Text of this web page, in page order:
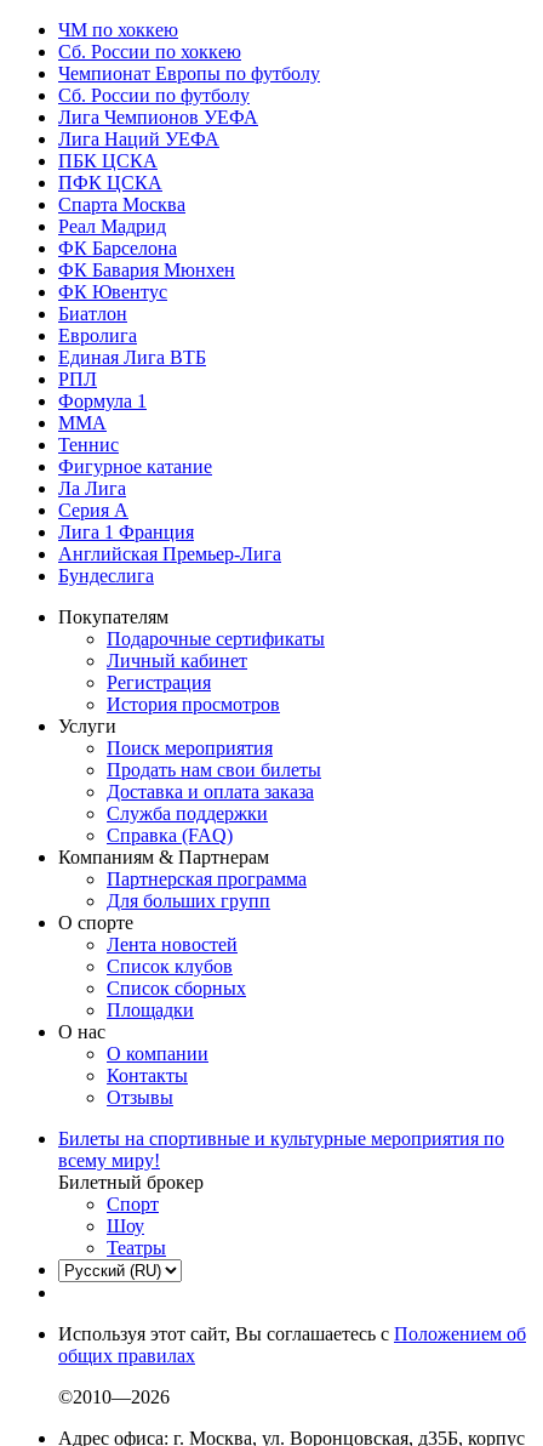
ЧМ по хоккею
Сб. России по хоккею
Чемпионат Европы по футболу
Сб. России по футболу
Лига Чемпионов УЕФА
Лига Наций УЕФА
ПБК ЦСКА
ПФК ЦСКА
Спарта Москва
Реал Мадрид
ФК Барселона
ФК Бавария Мюнхен
ФК Ювентус
Биатлон
Евролига
Единая Лига ВТБ
РПЛ
Формула 1
MMA
Теннис
Фигурное катание
Ла Лига
Серия А
Лига 1 Франция
Английская Премьер-Лига
Бундеслига
Покупателям
Подарочные сертификаты
Личный кабинет
Регистрация
История просмотров
Услуги
Поиск мероприятия
Продать нам свои билеты
Доставка и оплата заказа
Служба поддержки
Справка (FAQ)
Компаниям & Партнерам
Партнерская программа
Для больших групп
О спорте
Лента новостей
Список клубов
Список сборных
Площадки
О нас
О компании
Контакты
Отзывы
Билеты на спортивные и культурные мероприятия по
всему миру!
Билетный брокер
Спорт
Шоу
Театры
Используя этот сайт, Вы соглашаетесь с Положением об
общих правилах
©2010—2026
Адрес офиса: г. Москва, ул. Воронцовская, д35Б, корпус